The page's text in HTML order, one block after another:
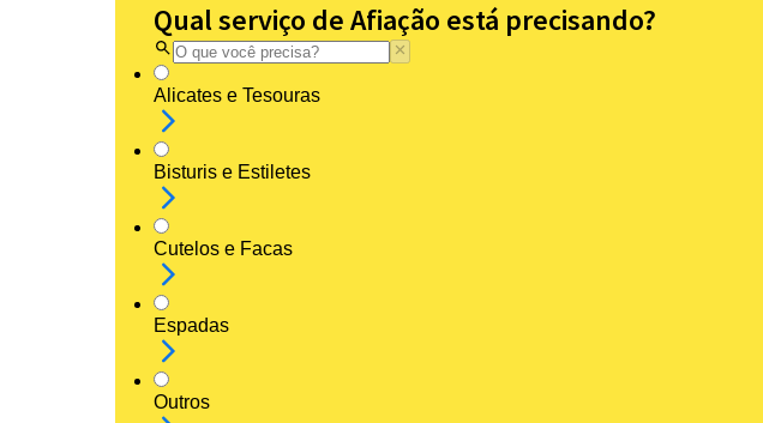
Qual serviço de Afiação está precisando?
Alicates e Tesouras
Bisturis e Estiletes
Cutelos e Facas
Espadas
Outros